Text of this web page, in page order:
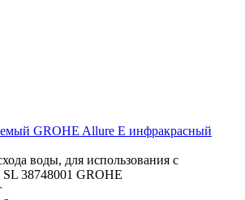
GROHE Allure E инфракрасный
воды, для использования с
38748001 GROHE